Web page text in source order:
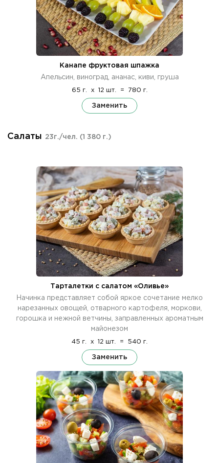
Канапе фруктовая шпажка
Апельсин, виноград, ананас, киви, груша
65 г. x 12 шт. = 780 г.
Заменить
Салаты 23г./чел. (1 380 г.)
Тарталетки с салатом «Оливье»
Начинка представляет собой яркое сочетание мелко
нарезанных овощей, отварного картофеля, моркови,
горошка и нежной ветчины, заправленных ароматным
майонезом
45 г. x 12 шт. = 540 г.
Заменить